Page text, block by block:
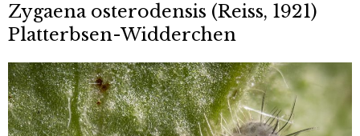
Zygaena osterodensis (Reiss, 1921)
Platterbsen-Widderchen